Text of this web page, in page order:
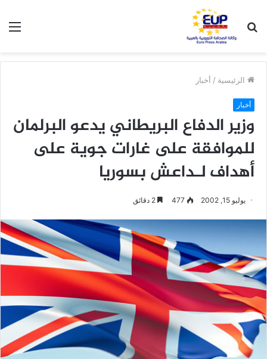
عن
الرئيسية / أخبار
أخبار
وزير الدفاع البريطاني يدعو البرلمان
للموافقة على غارات جوية على
أهداف لـداعش بسوريا
يوليو 15, 2002 477